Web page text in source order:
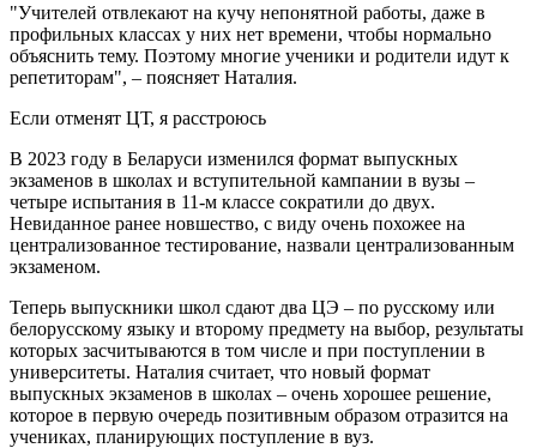
"Учителей отвлекают на кучу непонятной работы, даже в
профильных классах у них нет времени, чтобы нормально
объяснить тему. Поэтому многие ученики и родители идут к
репетиторам", – поясняет Наталия.
Если отменят ЦТ, я расстроюсь
В 2023 году в Беларуси изменился формат выпускных
экзаменов в школах и вступительной кампании в вузы –
четыре испытания в 11-м классе сократили до двух.
Невиданное ранее новшество, с виду очень похожее на
централизованное тестирование, назвали централизованным
экзаменом.
Теперь выпускники школ сдают два ЦЭ – по русскому или
белорусскому языку и второму предмету на выбор, результаты
которых засчитываются в том числе и при поступлении в
университеты. Наталия считает, что новый формат
выпускных экзаменов в школах – очень хорошее решение,
которое в первую очередь позитивным образом отразится на
учениках, планирующих поступление в вуз.